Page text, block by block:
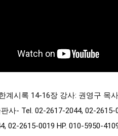
계시록 14-16장 강사: 권영구 목
사- Tel. 02-2617-2044, 02-
02-2615-0019 HP. 010-5950-